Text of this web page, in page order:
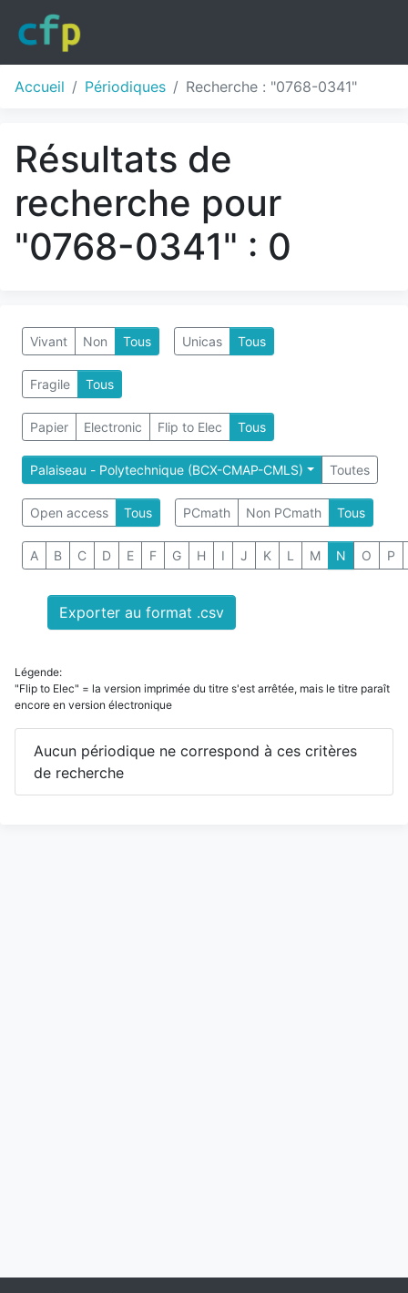
Accueil Périodiques Recherche : "0768-0341"
Résultats de
recherche pour
"0768-0341" : 0
Vivant Non Tous Unicas Tous
Fragile Tous
Papier Electronic Flip to Elec Tous
Palaiseau - Polytechnique (BCX-CMAP-CMLS) Toutes
Open access Tous PCmath Non PCmath Tous
A B C D E F G H I J K L M N O P
Exporter au format .csv
Légende:
"Flip to Elec" = la version imprimée du titre s'est arrêtée, mais le titre paraît
encore en version électronique
Aucun périodique ne correspond à ces critères
de recherche